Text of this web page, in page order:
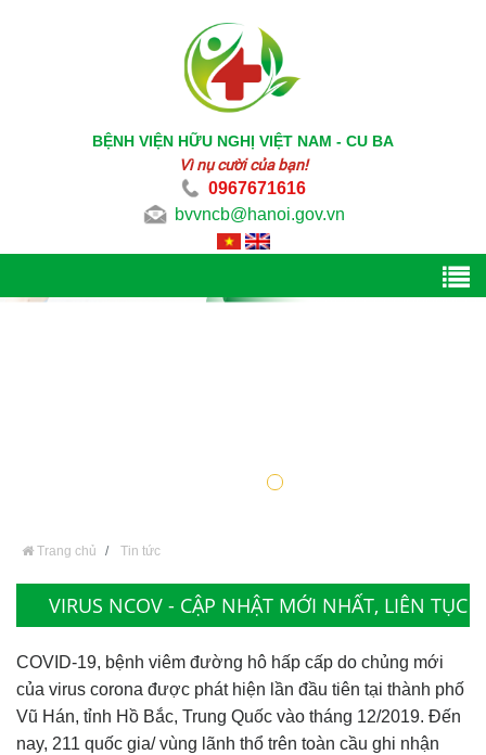
BỆNH VIỆN HỮU NGHỊ VIỆT NAM - CU BA
Vì nụ cười của bạn!
0967671616
bvvncb@hanoi.gov.vn
Trang chủ Tin tức
VIRUS NCOV - CẬP NHẬT MỚI NHẤT, LIÊN TỤC
COVID-19, bệnh viêm đường hô hấp cấp do chủng mới
của virus corona được phát hiện lần đầu tiên tại thành phố
Vũ Hán, tỉnh Hồ Bắc, Trung Quốc vào tháng 12/2019. Đến
nay, 211 quốc gia/ vùng lãnh thổ trên toàn cầu ghi nhận